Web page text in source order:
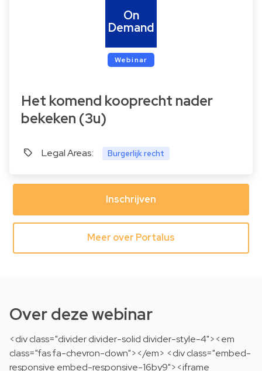
Het komend kooprecht nader
bekeken (3u)
Legal Areas: Burgerlijk recht
On
Demand
Webinar
Inschrijven
Meer over Portalus
Over deze webinar
<div class="divider divider-solid divider-style-4"><em
class="fas fa-chevron-down"></em> <div class="embed-
responsive embed-responsive-16by9"><iframe